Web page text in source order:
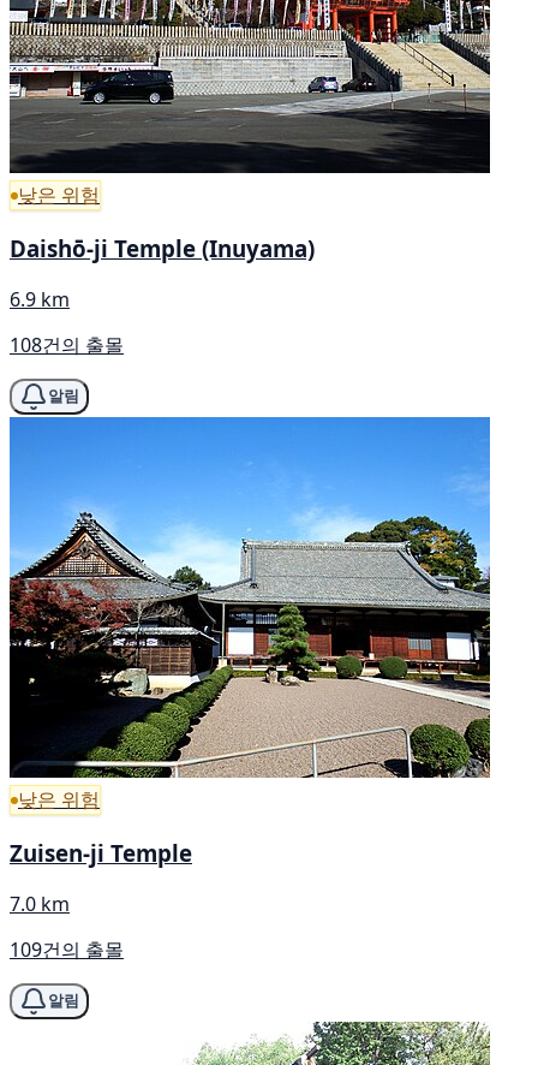
낮은 위험
Daishō-ji Temple (Inuyama)
6.9 km
108건의 출몰
알림
낮은 위험
Zuisen-ji Temple
7.0 km
109건의 출몰
알림